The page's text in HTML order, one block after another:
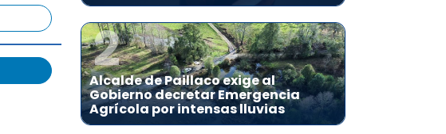
2
Alcalde de Paillaco exige al
Gobierno decretar Emergencia
Agrícola por intensas lluvias